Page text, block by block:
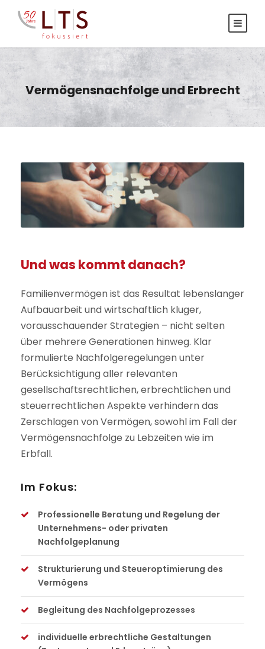
Vermögensnachfolge und Erbrecht
Und was kommt danach?
Familienvermögen ist das Resultat lebenslanger
Aufbauarbeit und wirtschaftlich kluger,
vorausschauender Strategien – nicht selten
über mehrere Generationen hinweg. Klar
formulierte Nachfolgeregelungen unter
Berücksichtigung aller relevanten
gesellschaftsrechtlichen, erbrechtlichen und
steuerrechtlichen Aspekte verhindern das
Zerschlagen von Vermögen, sowohl im Fall der
Vermögensnachfolge zu Lebzeiten wie im
Erbfall.
Im Fokus:
Professionelle Beratung und Regelung der
Unternehmens- oder privaten
Nachfolgeplanung
Strukturierung und Steueroptimierung des
Vermögens
Begleitung des Nachfolgeprozesses
individuelle erbrechtliche Gestaltungen